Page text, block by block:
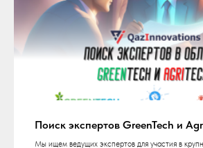
Поиск экспертов GreenTech и
Мы ищем ведущих экспертов для участия в